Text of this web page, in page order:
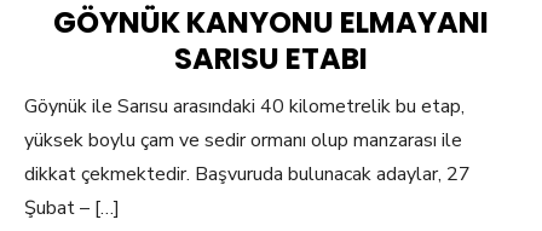
GÖYNÜK KANYONU ELMAYANI
SARISU ETABI
Göynük ile Sarısu arasındaki 40 kilometrelik bu etap,
yüksek boylu çam ve sedir ormanı olup manzarası ile
dikkat çekmektedir. Başvuruda bulunacak adaylar, 27
Şubat – […]